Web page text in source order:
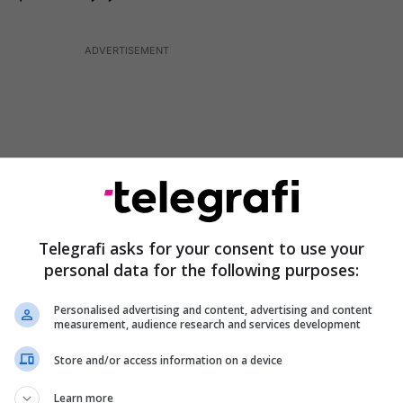
i Policisë së Kosovës, Daut Hoxha tregon
njëjtit iu është tërhequr vërejtja disa herë, por
e zyrtarëve policor,
Telegrafi asks for your consent to use your
personal data for the following purposes:
Personalised advertising and content, advertising and content
measurement, audience research and services development
Store and/or access information on a device
Learn more